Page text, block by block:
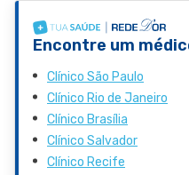
Encontre um
Clínico São Paulo
Clínico Rio de Janeiro
Clínico Brasília
Clínico Salvador
Clínico Recife